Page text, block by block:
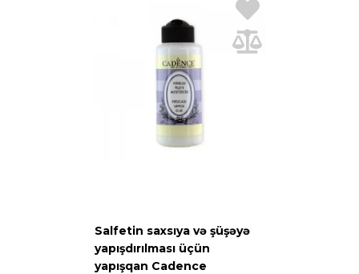
Salfetin saxsıya və şüşəyə
yapışdırılması üçün
yapışqan Cadence